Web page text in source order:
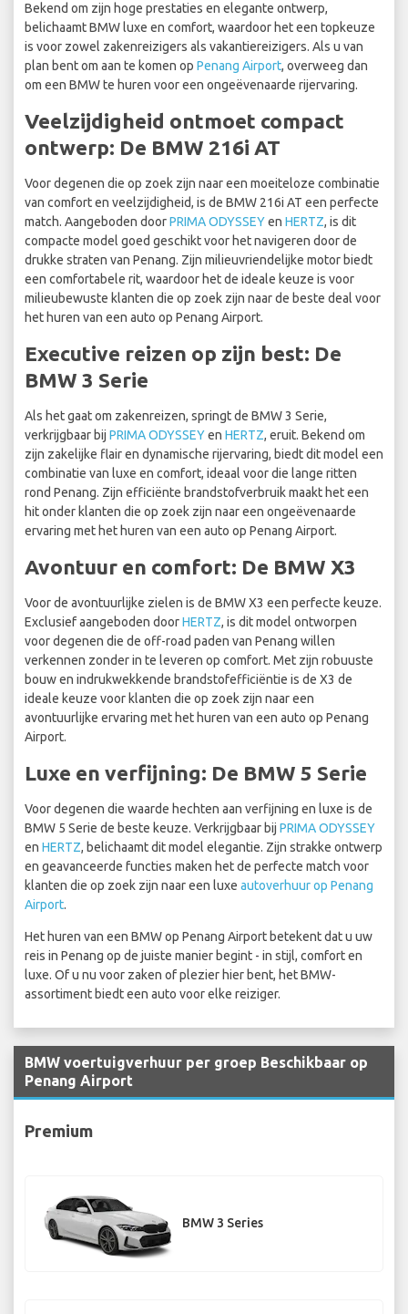
Bekend om zijn hoge prestaties en elegante ontwerp,
belichaamt BMW luxe en comfort, waardoor het een topkeuze
is voor zowel zakenreizigers als vakantiereizigers. Als u van
plan bent om aan te komen op Penang Airport, overweeg dan
om een BMW te huren voor een ongeëvenaarde rijervaring.
Veelzijdigheid ontmoet compact
ontwerp: De BMW 216i AT
Voor degenen die op zoek zijn naar een moeiteloze combinatie
van comfort en veelzijdigheid, is de BMW 216i AT een perfecte
match. Aangeboden doorPRIMA ODYSSEYen HERTZ, is dit
compacte model goed geschikt voor het navigeren door de
drukke straten van Penang. Zijn milieuvriendelijke motor biedt
een comfortabele rit, waardoor het de ideale keuze is voor
milieubewuste klanten die op zoek zijn naar de beste deal voor
het huren van een auto op Penang Airport.
Executive reizen op zijn best: De
BMW 3 Serie
Als het gaat om zakenreizen, springt de BMW 3 Serie,
verkrijgbaar bij PRIMA ODYSSEYen HERTZ, eruit. Bekend om
zijn zakelijke flair en dynamische rijervaring, biedt dit model een
combinatie van luxe en comfort, ideaal voor die lange ritten
rond Penang. Zijn efficiënte brandstofverbruik maakt het een
hit onder klanten die op zoek zijn naar een ongeëvenaarde
ervaring met het huren van een auto op Penang Airport.
Avontuur en comfort: De BMW X3
Voor de avontuurlijke zielen is de BMW X3 een perfecte keuze.
Exclusief aangeboden doorHERTZ, is dit model ontworpen
voor degenen die de off-road paden van Penang willen
verkennen zonder in te leveren op comfort. Met zijn robuuste
bouw en indrukwekkende brandstofefficiëntie is de X3 de
ideale keuze voor klanten die op zoek zijn naar een
avontuurlijke ervaring met het huren van een auto op Penang
Airport.
Luxe en verfijning: De BMW 5 Serie
Voor degenen die waarde hechten aan verfijning en luxe is de
BMW 5 Serie de beste keuze. Verkrijgbaar bij PRIMA ODYSSEY
en HERTZ, belichaamt dit model elegantie. Zijn strakke ontwerp
en geavanceerde functies maken het de perfecte match voor
klanten die op zoek zijn naar een luxe autoverhuur op Penang
Airport.
Het huren van een BMW op Penang Airport betekent dat u uw
reis in Penang op de juiste manier begint - in stijl, comfort en
luxe. Of u nu voor zaken of plezier hier bent, het BMW-
assortiment biedt een auto voor elke reiziger.
BMW voertuigverhuur per groep Beschikbaar op
Penang Airport
Premium
BMW 3 Series